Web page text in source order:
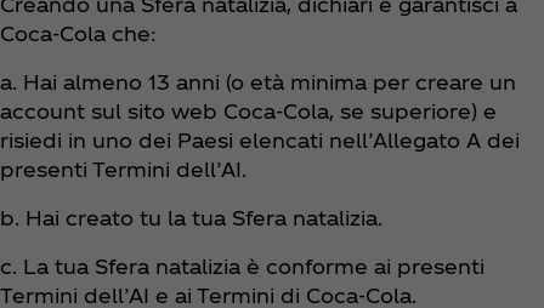
Coca‑Cola che:
a. Hai almeno 13 anni (o età minima per creare un
account sul sito web Coca‑Cola, se superiore) e
risiedi in uno dei Paesi elencati nell’Allegato A dei
presenti Termini dell’AI.
b. Hai creato tu la tua Sfera natalizia.
c. La tua Sfera natalizia è conforme ai presenti
Termini dell’AI e ai Termini di Coca‑Cola.